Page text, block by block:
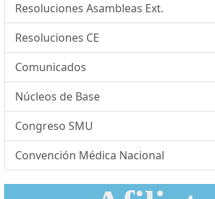
Resoluciones Asambleas Ext.
Resoluciones CE
Comunicados
Núcleos de Base
Congreso SMU
Convención Médica Nacional